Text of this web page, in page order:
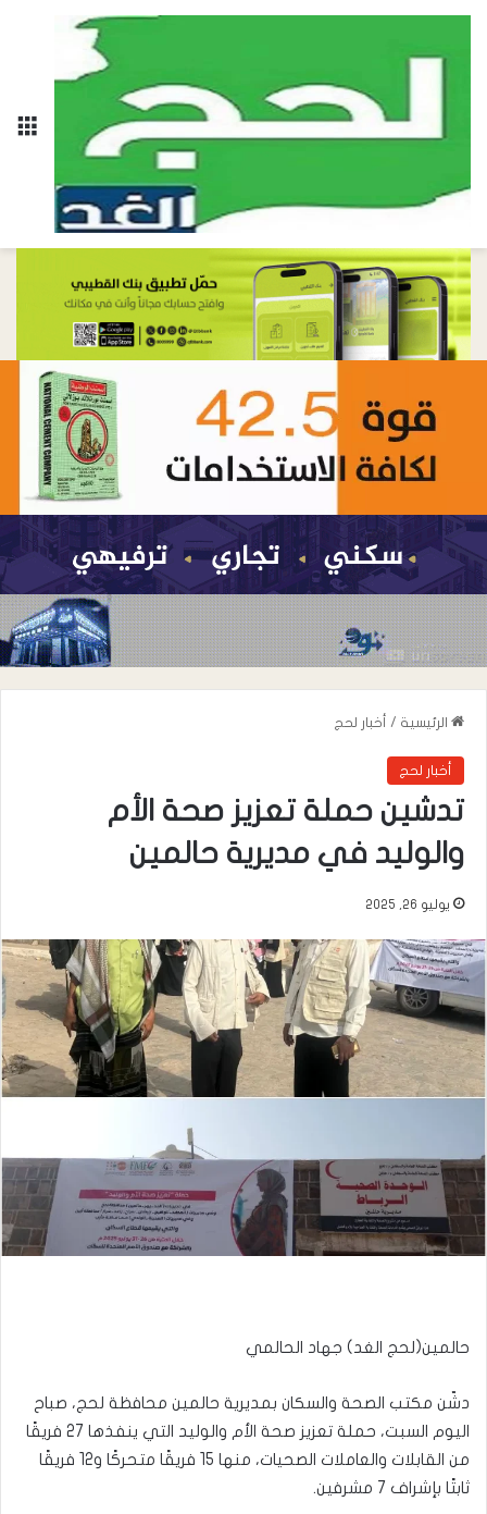
الرئيسية / أخبار لحج
أخبار لحج
تدشين حملة تعزيز صحة الأم
والوليد في مديرية حالمين
يوليو 26, 2025
حالمين(لحج الغد) جهاد الحالمي
دشّن مكتب الصحة والسكان بمديرية حالمين محافظة لحج، صباح
اليوم السبت، حملة تعزيز صحة الأم والوليد التي ينفذها 27 فريقًا
من القابلات والعاملات الصحيات، منها 15 فريقًا متحركًا و12 فريقًا
ثابتًا بإشراف 7 مشرفين.